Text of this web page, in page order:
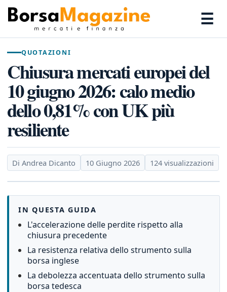
☰
QUOTAZIONI
Chiusura mercati europei del
10 giugno 2026: calo medio
dello 0,81% con UK più
resiliente
Di Andrea Dicanto 10 Giugno 2026 124 visualizzazioni
IN QUESTA GUIDA
L'accelerazione delle perdite rispetto alla
chiusura precedente
La resistenza relativa dello strumento sulla
borsa inglese
La debolezza accentuata dello strumento sulla
borsa tedesca